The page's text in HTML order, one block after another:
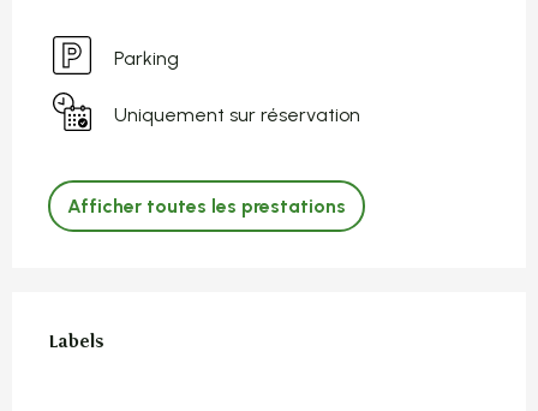
Parking
Uniquement sur réservation
Afficher toutes les prestations
Labels
Labels